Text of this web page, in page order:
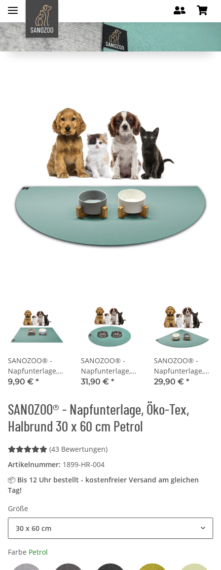
SANOZOO® -
Napfunterlage,
Öko-Tex,
40 cm Petrol
9,90 € *
SANOZOO® -
Napfunterlage,
Öko-Tex, Rund
31,90 € *
SANOZOO® -
Napfunterlage,
Öko-Tex,
cm Petrol
29,90 € *
SANOZOO® - Napfunterlage, Öko-Tex,
Halbrund 30 x 60 cm Petrol
(43 Bewertungen)
Artikelnummer: 1899-HR-004
📦 Bis 12 Uhr bestellt - kostenfreier Versand am gleichen
Tag!
Größe
30 x 60 cm
Farbe Petrol